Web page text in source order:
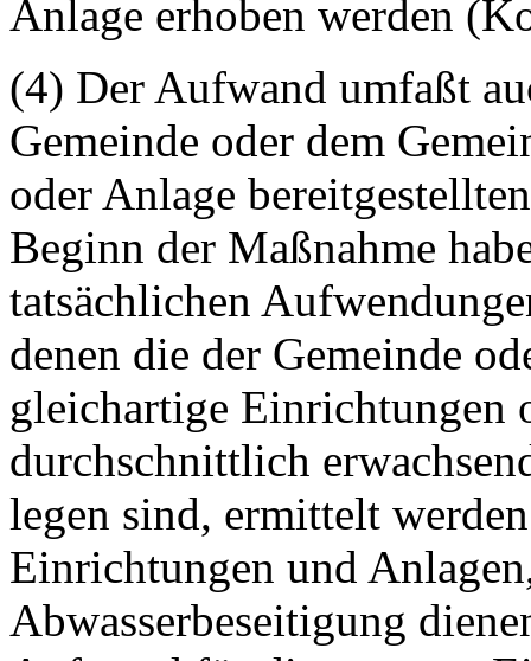
Anlage erhoben werden
(4) Der Aufwand umfaßt
Gemeinde oder dem
oder Anlage
Beginn der Maßnahme
tatsächlichen
denen die der Gemeinde
gleichartige Einrichtungen
durchschnittlich
legen sind, ermittelt
Einrichtungen und
Abwasserbeseitigung